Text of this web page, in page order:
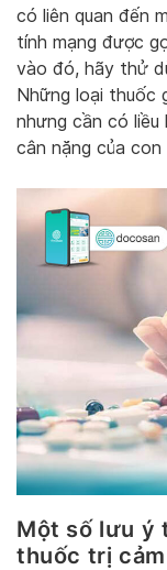
có liên quan đến
tính mạng được
vào đó, hãy thử
Những loại thuốc
nhưng cần có
cân nặng của con
Một số lưu ý
thuốc trị